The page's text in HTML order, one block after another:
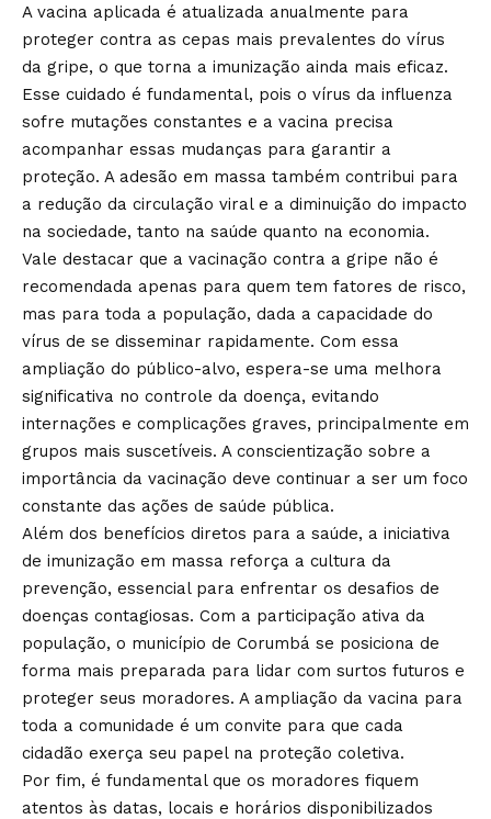
A vacina aplicada é atualizada anualmente para
proteger contra as cepas mais prevalentes do vírus
da gripe, o que torna a imunização ainda mais eficaz.
Esse cuidado é fundamental, pois o vírus da influenza
sofre mutações constantes e a vacina precisa
acompanhar essas mudanças para garantir a
proteção. A adesão em massa também contribui para
a redução da circulação viral e a diminuição do impacto
na sociedade, tanto na saúde quanto na economia.
Vale destacar que a vacinação contra a gripe não é
recomendada apenas para quem tem fatores de risco,
mas para toda a população, dada a capacidade do
vírus de se disseminar rapidamente. Com essa
ampliação do público-alvo, espera-se uma melhora
significativa no controle da doença, evitando
internações e complicações graves, principalmente em
grupos mais suscetíveis. A conscientização sobre a
importância da vacinação deve continuar a ser um foco
constante das ações de saúde pública.
Além dos benefícios diretos para a saúde, a iniciativa
de imunização em massa reforça a cultura da
prevenção, essencial para enfrentar os desafios de
doenças contagiosas. Com a participação ativa da
população, o município de Corumbá se posiciona de
forma mais preparada para lidar com surtos futuros e
proteger seus moradores. A ampliação da vacina para
toda a comunidade é um convite para que cada
cidadão exerça seu papel na proteção coletiva.
Por fim, é fundamental que os moradores fiquem
atentos às datas, locais e horários disponibilizados